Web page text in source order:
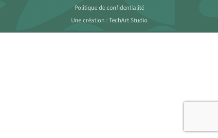
Politique de confidentialité
Une création : TechArt Studio